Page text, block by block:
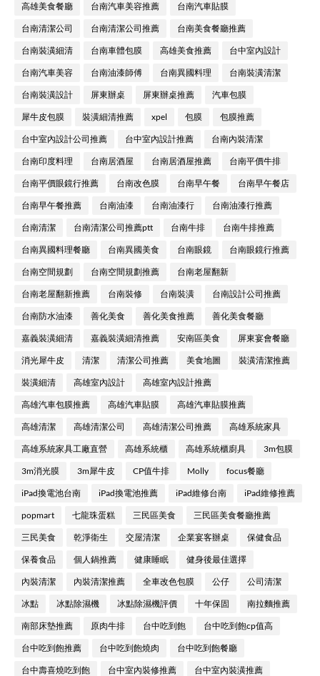
高雄美食餐廳 台南汽車美容推薦 台南汽車貼膜
台南清潔公司 台南清潔公司推薦 台南美食餐廳推薦
台南裝潢細清 台南車體包膜 高雄美食推薦 台中室內設計
台南汽車美容 台南油漆師傅 台南異國料理 台南裝潢清潔
台南裝潢設計 屏東辦桌 屏東辦桌推薦 汽車包膜
犀牛皮包膜 裝潢細清推薦 xpel 包膜 包膜推薦
台中室內設計公司推薦 台中室內設計推薦 台南內裝清潔
台南印度料理 台南居酒屋 台南居酒屋推薦 台南平價牛排
台南平價眼鏡行推薦 台南改色膜 台南早午餐 台南早午餐店
台南早午餐推薦 台南油漆 台南油漆行 台南油漆行推薦
台南清潔 台南清潔公司推薦ptt 台南牛排 台南牛排推薦
台南異國料理餐廳 台南異國美食 台南眼鏡 台南眼鏡行推薦
台南空間規劃 台南空間規劃推薦 台南老屋翻新
台南老屋翻新推薦 台南裝修 台南裝潢 台南設計公司推薦
台南防水油漆 善化美食 善化美食推薦 善化美食餐廳
嘉義裝潢細清 嘉義裝潢細清推薦 安南區美食 屏東宴會餐廳
消光犀牛皮 清潔 清潔公司推薦 美食地圖 裝潢清潔推薦
裝潢細清 高雄室內設計 高雄室內設計推薦
高雄汽車包膜推薦 高雄汽車貼膜 高雄汽車貼膜推薦
高雄清潔 高雄清潔公司 高雄清潔公司推薦 高雄系統家具
高雄系統家具工廠直營 高雄系統櫃 高雄系統櫃廚具 3m包膜
3m消光膜 3m犀牛皮 CP值牛排 Molly focus餐廳
iPad換電池台南 iPad換電池推薦 iPad維修台南 iPad維修推薦
popmart 七龍珠蛋糕 三民區美食 三民區美食餐廳推薦
三民美食 乾淨衛生 交屋清潔 企業宴客辦桌 保健食品
保養食品 個人鍋推薦 健康睡眠 健身後最佳選擇
內裝清潔 內裝清潔推薦 全車改色包膜 公仔 公司清潔
冰點 冰點除濕機 冰點除濕機評價 十年保固 南拉麵推薦
南部床墊推薦 原肉牛排 台中吃到飽 台中吃到飽cp值高
台中吃到飽推薦 台中吃到飽燒肉 台中吃到飽餐廳
台中壽喜燒吃到飽 台中室內裝修推薦 台中室內裝潢推薦